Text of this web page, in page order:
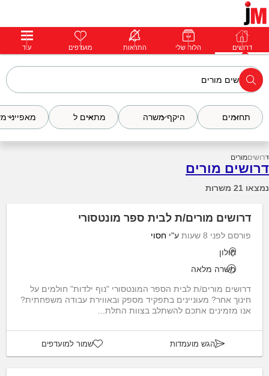
דרושים פרופילים הודעות פרימיום דרושים הלוח שלי התראות מועדפים עוד
תחומים היקף משרה מתאים ל מאפייני
דרושיםמורים
דרושים מורים
נמצאו 21 משרות
דרושים מורים/ת לבית ספר מונטסורי
פורסם לפני 8 שעות ע"י חסוי
חולון
משרה מלאה
דרושים מורים/ת לבית הספר המונטסורי "נוף ילדות" חולמים על
חינוך אחר? מעוניינים בתפקיד מספק ובאווירת עבודה משפחתית?
אנו מזמינים אתכם להשתלב בצוות התלת...
הגש מועמדות שמור למועדפים